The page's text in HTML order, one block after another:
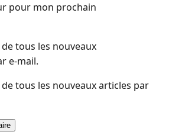
pour mon prochain
tous les nouveaux
e-mail.
tous les nouveaux articles par